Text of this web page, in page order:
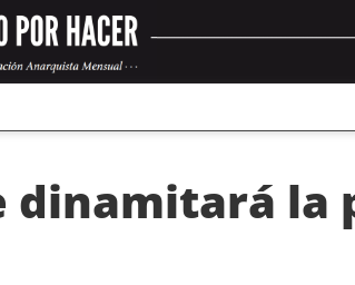
dinamitará la